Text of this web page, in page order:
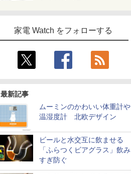
家電 Watch をフォローする
最新記事
ムーミンのかわいい体重計や
温湿度計 北欧デザイン
ビールと水交互に飲ませる
「ふらつくビアグラス」飲み
すぎ防ぐ